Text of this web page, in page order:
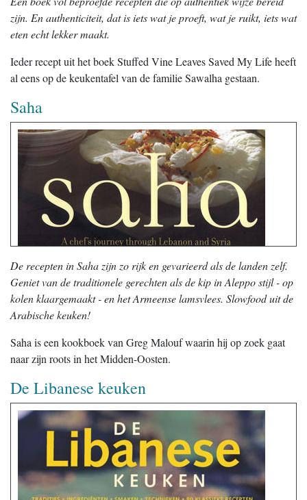
zijn. En authenticiteit, dat is iets wat je proeft, wat je ruikt, iets wat
eten echt lekker maakt.
Ieder recept uit het boek Stuffed Vine Leaves Saved My Life heeft
al eens op de keukentafel van de familie Sawalha gestaan.
Saha
De recepten in Saha zijn zo rijk en gevarieerd als de landen zelf.
Geniet van de traditionele gerechten als de kip in Aleppo stijl - op
kolen klaargemaakt - en het Armeense lamsvlees. Slowfood uit de
Arabische keuken!
Saha is een kookboek van Greg Malouf waarin hij op zoek gaat
naar zijn roots in het Midden-Oosten.
De Libanese keuken